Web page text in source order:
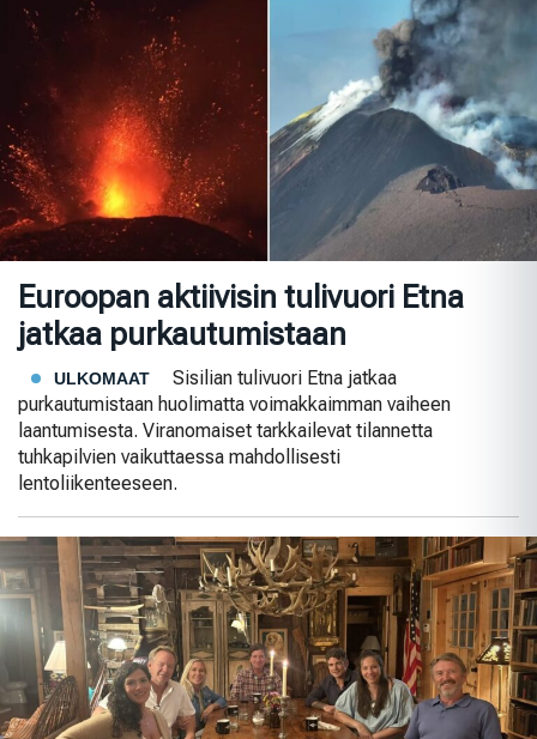
Euroopan aktiivisin tulivuori Etna
jatkaa purkautumistaan
ULKOMAAT
Sisilian tulivuori Etna jatkaa
purkautumistaan huolimatta voimakkaimman vaiheen
laantumisesta. Viranomaiset tarkkailevat tilannetta
tuhkapilvien vaikuttaessa mahdollisesti
lentoliikenteeseen.